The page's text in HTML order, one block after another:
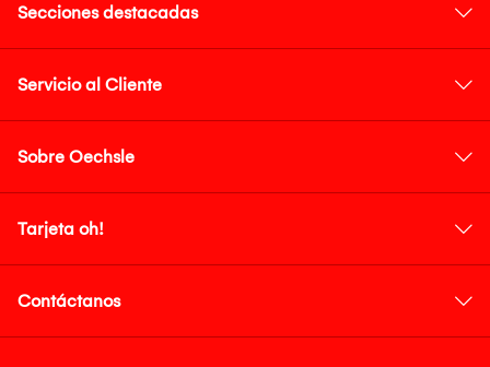
Secciones destacadas
Servicio al Cliente
Sobre Oechsle
Tarjeta oh!
Contáctanos